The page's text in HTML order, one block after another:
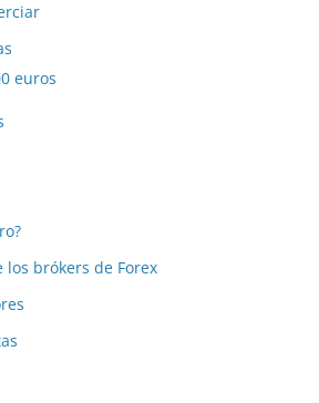
euros
brókers de Forex